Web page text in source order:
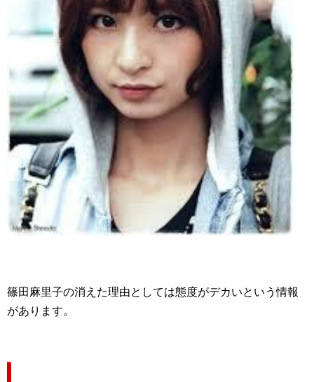
篠田麻里子の消えた理由としては態度がデカいという情報
があります。